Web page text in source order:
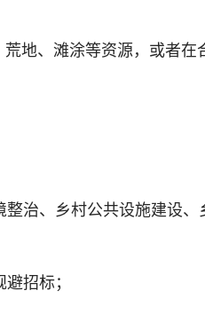
地、滩涂等资源，或者在
治、乡村公共设施建设、
招标；